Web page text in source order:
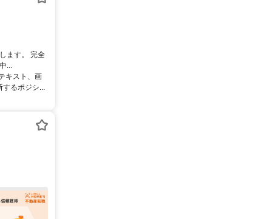
ます。 完全
...
キスト、画
するポジシ...